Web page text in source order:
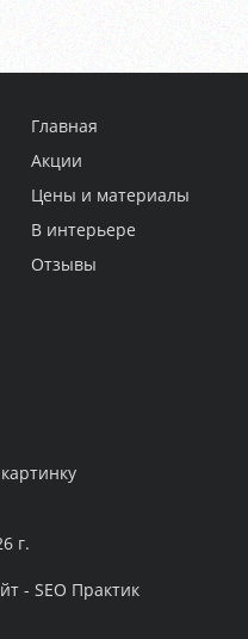
Главная
Акции
Цены и материалы
В интерьере
Отзывы
г.
- SEO Практик